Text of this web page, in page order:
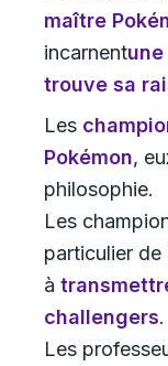
maître
incarnent
trouve sa
Les
Pokémon,
philosophie.
Les
particulier
à
challengers.
Les